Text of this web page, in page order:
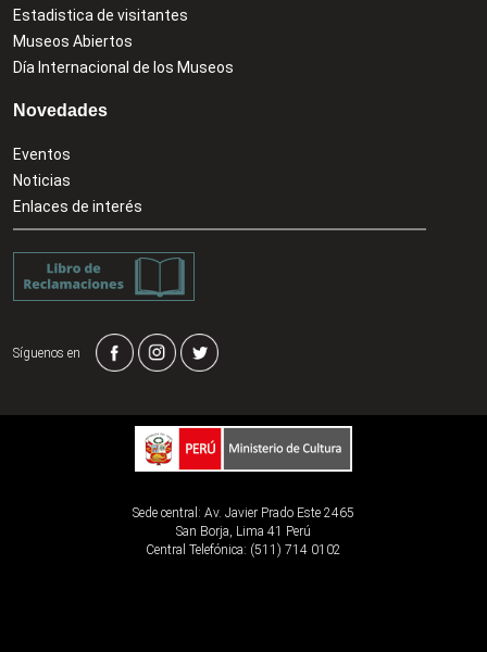
Estadistica de visitantes
Museos Abiertos
Día Internacional de los Museos
Novedades
Eventos
Noticias
Enlaces de interés
Síguenos en
Sede central: Av. Javier Prado Este 2465
San Borja, Lima 41 Perú
Central Telefónica: (511) 714 0102